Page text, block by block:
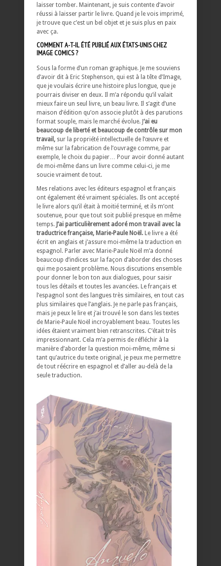
laisser tomber. Maintenant, je suis contente d’avoir
réussi à laisser partir le livre. Quand je le vois imprimé,
je trouve que c’est un bel objet et je suis plus en paix
avec ça.
COMMENT A-T-IL ÉTÉ PUBLIÉ AUX ÉTATS-UNIS CHEZ
IMAGE COMICS ?
Sous la forme d’un roman graphique. Je me souviens
d’avoir dit à Eric Stephenson, qui est à la tête d’Image,
que je voulais écrire une histoire plus longue, que je
pourrais diviser en deux. Il m’a répondu qu’il valait
mieux faire un seul livre, un beau livre. Il s’agit d’une
maison d’édition qu’on associe plutôt à des parutions
format souple, mais le marché évolue. J‘ai eu
beaucoup de liberté et beaucoup de contrôle sur mon
travail, sur la propriété intellectuelle de l’œuvre et
même sur la fabrication de l’ouvrage comme, par
exemple, le choix du papier… Pour avoir donné autant
de moi-même dans un livre comme celui-ci, je me
soucie vraiment de tout.
Mes relations avec les éditeurs espagnol et français
ont également été vraiment spéciales. Ils ont accepté
le livre alors qu’il était à moitié terminé, et ils m’ont
soutenue, pour que tout soit publié presque en même
temps. J’ai particulièrement adoré mon travail avec la
traductrice française, Marie-Paule Noël. Le livre a été
écrit en anglais et j’assure moi-même la traduction en
espagnol. Parler avec Marie-Paule Noël m’a donné
beaucoup d’indices sur la façon d’aborder des choses
qui me posaient problème. Nous discutions ensemble
pour donner le bon ton aux dialogues, pour saisir
tous les détails et toutes les avancées. Le français et
l’espagnol sont des langues très similaires, en tout cas
plus similaires que l’anglais. Je ne parle pas français,
mais je peux le lire et j’ai trouvé le son dans les textes
de Marie-Paule Noël incroyablement beau. Toutes les
idées étaient vraiment bien retranscrites. C’était très
impressionnant. Cela m’a permis de réfléchir à la
manière d’aborder la question moi-même, même si
tant qu’autrice du texte original, je peux me permettre
de tout réécrire en espagnol et d’aller au-delà de la
seule traduction.